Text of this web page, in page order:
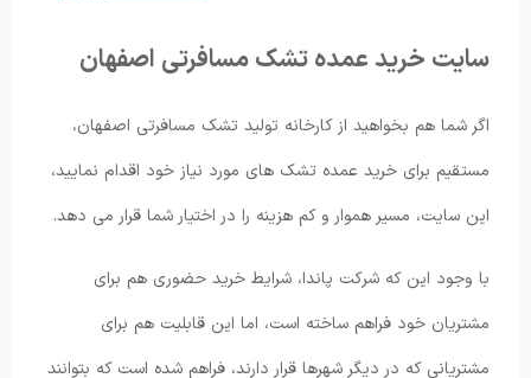
سایت خرید عمده تشک مسافرتی اصفهان
اگر شما هم بخواهید از کارخانه تولید تشک مسافرتی اصفهان،
مستقیم برای خرید عمده تشک های مورد نیاز خود اقدام نمایید،
این سایت، مسیر هموار و کم هزینه را در اختیار شما قرار می دهد.
با وجود این که شرکت پاندا، شرایط خرید حضوری هم برای
مشتریان خود فراهم ساخته است، اما این قابلیت هم برای
مشتریانی که در دیگر شهرها قرار دارند، فراهم شده است که بتوانند